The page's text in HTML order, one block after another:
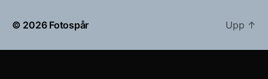
© 2026 Fotospår Upp ↑